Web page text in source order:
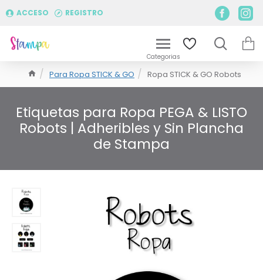
ACCESO REGISTRO
Para Ropa STICK & GO Ropa STICK & GO Robots
Etiquetas para Ropa PEGA & LISTO
Robots | Adheribles y Sin Plancha
de Stampa